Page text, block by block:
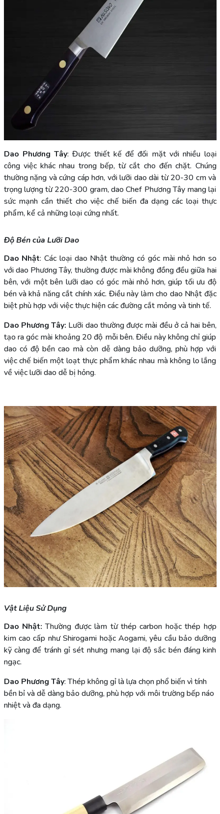
Dao Phương Tây: Được thiết kế để đối mặt với nhiều loại
công việc khác nhau trong bếp, từ cắt cho đến chặt. Chúng
thường nặng và cứng cáp hơn, với lưỡi dao dài từ 20-30 cm và
trọng lượng từ 220-300 gram, dao Chef Phương Tây mang lại
sức mạnh cần thiết cho việc chế biến đa dạng các loại thực
phẩm, kể cả những loại cứng nhất.
Độ Bén của Lưỡi Dao
Dao Nhật: Các loại dao Nhật thường có góc mài nhỏ hơn so
với dao Phương Tây, thường được mài không đồng đều giữa hai
bên, với một bên lưỡi dao có góc mài nhỏ hơn, giúp tối ưu độ
bén và khả năng cắt chính xác. Điều này làm cho dao Nhật đặc
biệt phù hợp với việc thực hiện các đường cắt mỏng và tinh tế.
Dao Phương Tây: Lưỡi dao thường được mài đều ở cả hai bên,
tạo ra góc mài khoảng 20 độ mỗi bên. Điều này không chỉ giúp
dao có độ bền cao mà còn dễ dàng bảo dưỡng, phù hợp với
việc chế biến một loạt thực phẩm khác nhau mà không lo lắng
về việc lưỡi dao dễ bị hỏng.
Vật Liệu Sử Dụng
Dao Nhật: Thường được làm từ thép carbon hoặc thép hợp
kim cao cấp như Shirogami hoặc Aogami, yêu cầu bảo dưỡng
kỹ càng để tránh gỉ sét nhưng mang lại độ sắc bén đáng kinh
ngạc.
Dao Phương Tây: Thép không gỉ là lựa chọn phổ biến vì tính
bền bỉ và dễ dàng bảo dưỡng, phù hợp với môi trường bếp náo
nhiệt và đa dạng.